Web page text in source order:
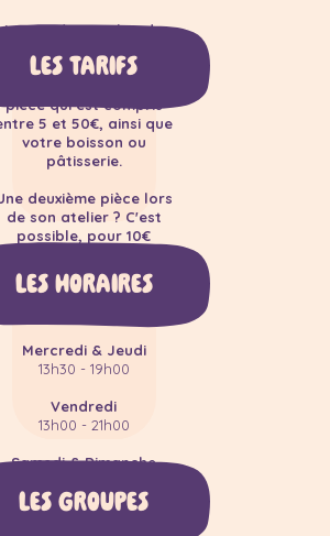
LES TARIFS
Le prix d'un atelier de
de 15€, ce à quoi vous
pièce qui est compris
5 et 50€, ainsi que
votre boisson ou
pâtisserie.
deuxième pièce lors
de son atelier ? C'est
possible, pour 10€
du prix
de la pièce.
LES HORAIRES
Lundi & Mardi
Mercredi & Jeudi
13h30 - 19h00
Vendredi
13h00 - 21h00
Samedi & Dimanche
13h30 - 19h00
LES GROUPES
Nami
pour vos évènements ?